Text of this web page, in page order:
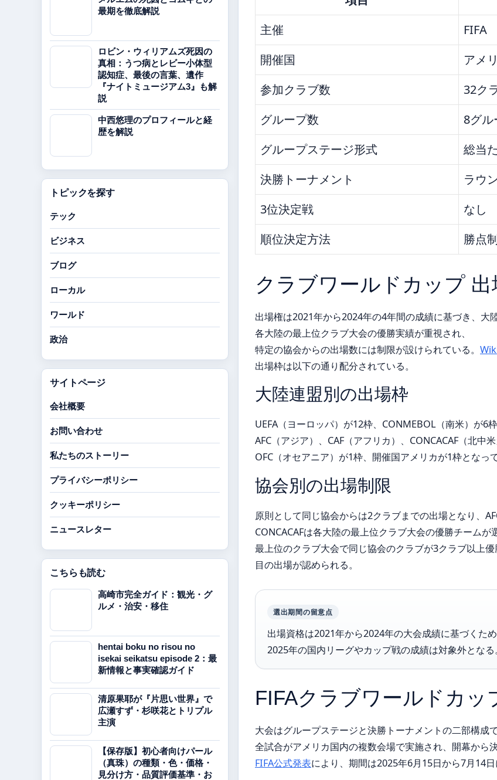
主催
FIFA
開催国
アメ
参加クラブ数
32ク
グループ数
8グル
グループステージ形式
総当
決勝トーナメント
ラウ
3位決定戦
なし
順位決定方法
勝点
クラブワールドカップ
出場権は2021年から2024年の4年間の成績に基づき、大
各大陸の最上位クラブ大会の優勝実績が重視され、
特定の協会からの出場数には制限が設けられている。
出場枠は以下の通り配分されている。
大陸連盟別の出場枠
UEFA（ヨーロッパ）が12枠、CONMEBOL（南米）が6
AFC（アジア）、CAF（アフリカ）、CONCACAF（北中
OFC（オセアニア）が1枠、開催国アメリカが1枠となって
協会別の出場制限
原則として同じ協会からは2クラブまでの出場となり、
CONCACAFは各大陸の最上位クラブ大会の優勝チームが
最上位のクラブ大会で同じ協会のクラブが3クラブ以上
目の出場が認められる。
選出期間の留意点
出場資格は2021年から2024年の大会成績に基づくため
2025年の国内リーグやカップ戦の成績は対象外となる。
FIFAクラブワールドカッ
大会はグループステージと決勝トーナメントの二部構成で
全試合がアメリカ国内の複数会場で実施され、開幕から
FIFA公式発表により、期間は2025年6月15日から7月14日
最期を徹底解説
ロビン・ウィリアムズ死因の
真相：うつ病とレビー小体型
認知症、最後の言葉、遺作
『ナイトミュージアム3』も解
説
中西悠理のプロフィールと経
歴を解説
トピックを探す
テック
ビジネス
ブログ
ローカル
ワールド
政治
サイトページ
会社概要
お問い合わせ
私たちのストーリー
プライバシーポリシー
クッキーポリシー
ニュースレター
こちらも読む
高崎市完全ガイド：観光・グ
ルメ・治安・移住
hentai boku no risou no
isekai seikatsu episode 2：最
新情報と事実確認ガイド
清原果耶が『片思い世界』で
広瀬すず・杉咲花とトリプル
主演
【保存版】初心者向けパール
（真珠）の種類・色・価格・
見分け方・品質評価基準・お